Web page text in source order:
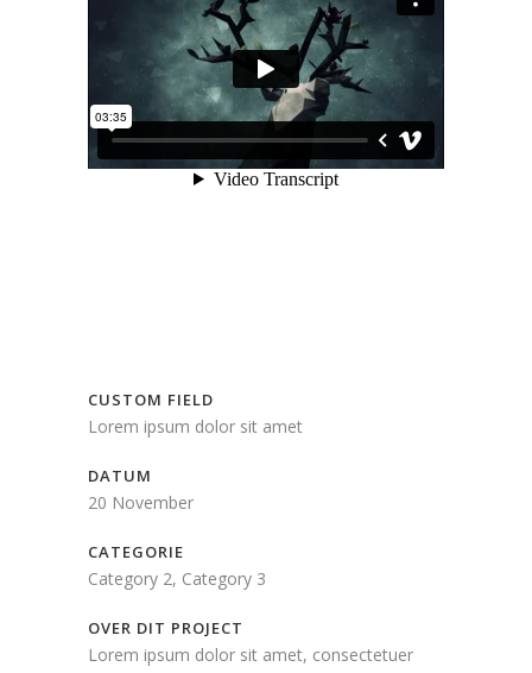
CUSTOM FIELD
Lorem ipsum dolor sit amet
DATUM
20 November
CATEGORIE
Category 2, Category 3
OVER DIT PROJECT
Lorem ipsum dolor sit amet, consectetuer